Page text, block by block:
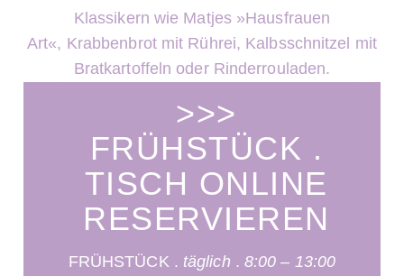
Klassikern wie Matjes »Hausfrauen
Art«, Krabbenbrot mit Rührei, Kalbsschnitzel mit
Bratkartoffeln oder Rinderrouladen.
>>>
FRÜHSTÜCK .
TISCH ONLINE
RESERVIEREN
FRÜHSTÜCK . täglich . 8:00 – 13:00